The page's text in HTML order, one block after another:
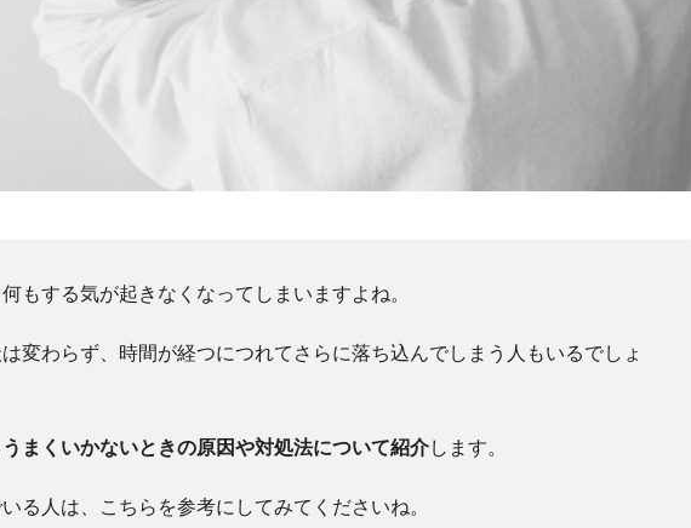
もする気が起きなくなってしまいますよね。
変わらず、時間が経つにつれてさらに落ち込んでしまう人もいるでしょ
まくいかないときの原因や対処法について紹介します。
る人は、こちらを参考にしてみてくださいね。